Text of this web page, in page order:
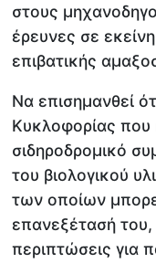
στους
έρευνες σε
επιβατικής
Να επισημανθεί
Κυκλοφορίας που
σιδηροδρομικό
του βιολογικού
των οποίων
επανεξέτασή
περιπτώσεις για